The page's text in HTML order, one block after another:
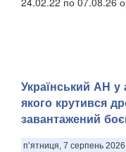
Український АН у
якого крутився
завантажений
п’ятниця, 7 серпень